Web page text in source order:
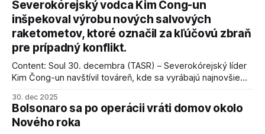
Severokórejský vodca Kim Čong-un
inšpekoval výrobu nových salvových
raketometov, ktoré označil za kľúčovú zbraň
pre prípadný konflikt.
Content: Soul 30. decembra (TASR) – Severokórejský líder
Kim Čong-un navštívil továreň, kde sa vyrábajú najnovšie
schopnosti. Informovali o tom štátne médiá KĽDR, na ktoré
sa odvoláva agentúra AFP.
30. dec 2025
Bolsonaro sa po operácii vráti domov okolo
Nového roka